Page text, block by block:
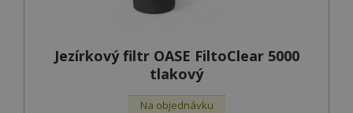
Jezírkový filtr OASE FiltoClear 5000
tlakový
Na objednávku